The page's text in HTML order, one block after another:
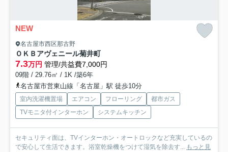
NEW
名古屋市西区那古野
ＯＫＢアヴェニール菊井町
7.3万円 管理/共益費7,000円
09階 / 29.76㎡ / 1K /築6年
名古屋市営東山線「名古屋」駅 徒歩10分
室内洗濯機置場 エアコン フローリング
都市ガス
TVモニタ付インターホン
システムキッチン
セキュリティ面は、TVインターホン・オートロックなど充実しているの
で安心して生活できます。浴室乾燥機をつけて湿気を除去す... もっと見